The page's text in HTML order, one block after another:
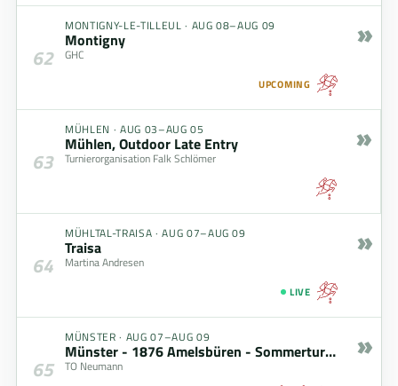
62
MONTIGNY-LE-TILLEUL · AUG 08–AUG 09
Montigny
GHC
UPCOMING
»
63
MÜHLEN · AUG 03–AUG 05
Mühlen, Outdoor Late Entry
Turnierorganisation Falk Schlömer
»
64
MÜHLTAL-TRAISA ·AUG 07–AUG 09
Traisa
Martina Andresen
LIVE
»
65
MÜNSTER · AUG 07–AUG 09
Münster - 1876 Amelsbüren - Sommerturnier 2026
TO Neumann
»